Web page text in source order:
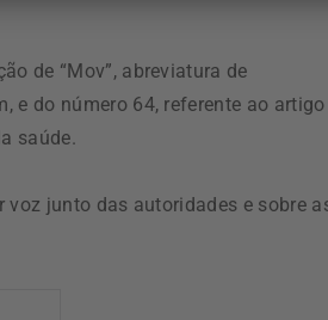
de “Mov”, abreviatura de
e do número 64, referente ao artigo
saúde.
junto das autoridades e sobre